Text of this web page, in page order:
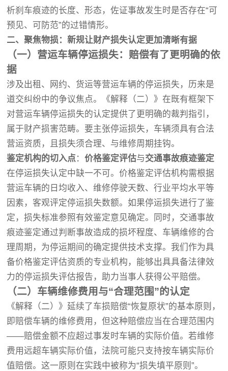
析刹车痕迹的长度、形态，佐证事故发生时是否存在“可
预见、可防范”的过错情形。
二、聚焦物损：新规让财产损失认定更加清晰有据
（一）营运车辆停运损失：赔偿有了更明确的依
据
涉及出租、网约、货运等营运车辆的停运损失，历来是
道交纠纷中的争议焦点。《解释（二）》在既有框架下
对营运车辆停运损失的认定提供了更明确的裁判指引，
属于财产损害范畴。要主张停运损失，车辆须具有合法
营运资质，且损失须合理、与维修周期挂钩。
鉴定机构的切入点 ：价格鉴定评估与交通事故痕迹鉴定
在停运损失认定中缺一不可。价格鉴定评估机构需根据
营运车辆的日均收入、维修停驶天数、行业平均水平等
因素，客观评定停运损失数额。如果停运损失进行了鉴
定，损失标准参照有效鉴定意见确定。同时，交通事故
痕迹鉴定通过判断事故造成的损坏程度、车辆维修的合
理周期，为停运期间的确定提供技术支撑。我们作为具
备价格鉴定评估资质的专业机构，能够出具具备法律效
力的停运损失评估报告，助力当事人获得公平赔偿。
（二）车辆维修费用与“合理范围”的认定
《解释（二）》延续了车损赔偿“恢复原状”的基本原则，
即赔偿车辆的维修费用，但这种赔偿应当在合理范围内
——赔偿金额不应超过事发时车辆的实际价值。若维修
费用远超车辆实际价值，法院可能只支持按车辆实际价
值赔偿。这一原则在实践中被称为“损失填平原则”。